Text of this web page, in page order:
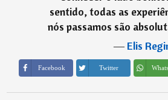
sentido, todas as
nós passamos são
―Elis
Facebook Twitter